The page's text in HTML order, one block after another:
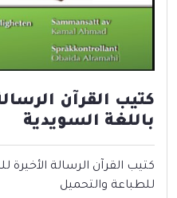
كتيب القرآن
باللغة السويدية
كتيب القرآن الرسالة الأخيرة
للطباعة والتحميل